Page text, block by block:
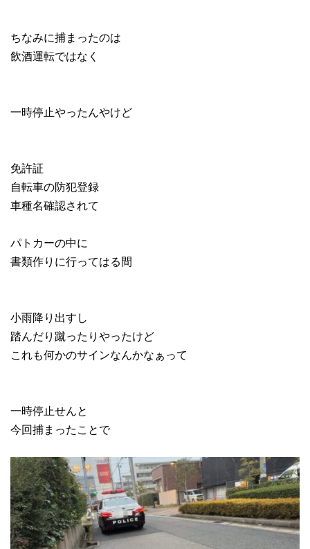
ちなみに捕まったのは
飲酒運転ではなく
一時停止やったんやけど
免許証
自転車の防犯登録
車種名確認されて
パトカーの中に
書類作りに行ってはる間
小雨降り出すし
踏んだり蹴ったりやったけど
これも何かのサインなんかなぁって
一時停止せんと
今回捕まったことで